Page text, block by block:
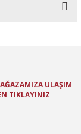
ULAŞIM
TIKLAYINIZ